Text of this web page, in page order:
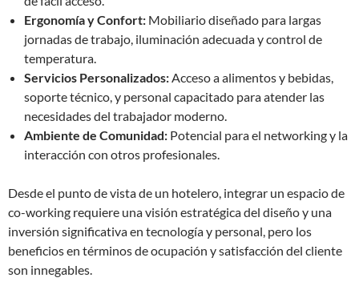
Ergonomía y Confort: Mobiliario diseñado para largas
jornadas de trabajo, iluminación adecuada y control de
temperatura.
Servicios Personalizados:Acceso a alimentos y bebidas,
soporte técnico, y personal capacitado para atender las
necesidades del trabajador moderno.
Ambiente de Comunidad: Potencial para el networking y la
interacción con otros profesionales.
Desde el punto de vista de un hotelero, integrar un espacio de
co-working requiere una visión estratégica del diseño y una
inversión significativa en tecnología y personal, pero los
beneficios en términos de ocupación y satisfacción del cliente
son innegables.